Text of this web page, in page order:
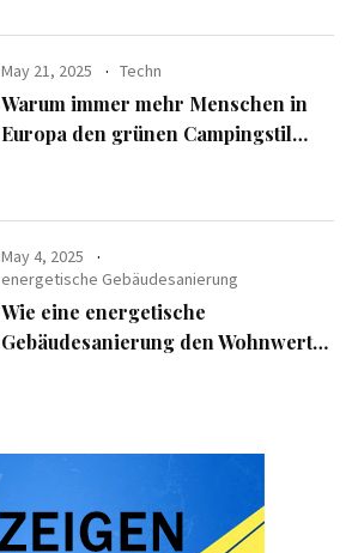
May 21, 2025 Techn
Warum immer mehr Menschen in
Europa den grünen Campingstil
May 4, 2025
energetische Gebäudesanierung
Wie eine energetische
Gebäudesanierung den Wohnwert